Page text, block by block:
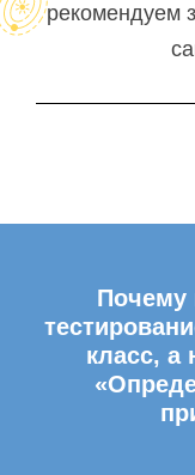
рекомендуем
Почему
класс, а